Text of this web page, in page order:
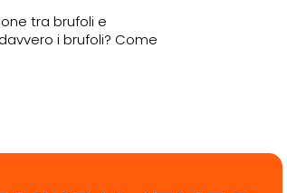
tra brufoli e
i brufoli? Come